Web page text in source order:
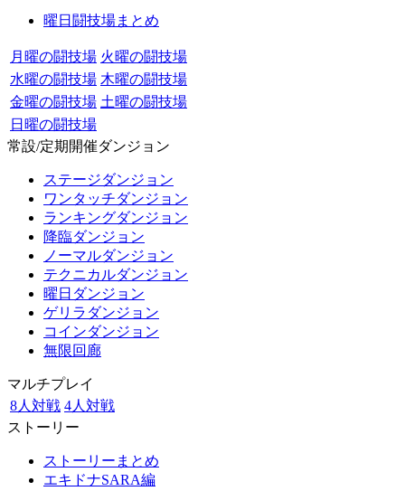
曜日闘技場まとめ
月曜の闘技場 火曜の闘技場
水曜の闘技場 木曜の闘技場
金曜の闘技場 土曜の闘技場
日曜の闘技場
常設/定期開催ダンジョン
ステージダンジョン
ワンタッチダンジョン
ランキングダンジョン
降臨ダンジョン
ノーマルダンジョン
テクニカルダンジョン
曜日ダンジョン
ゲリラダンジョン
コインダンジョン
無限回廊
マルチプレイ
8人対戦 4人対戦
ストーリー
ストーリーまとめ
エキドナSARA編